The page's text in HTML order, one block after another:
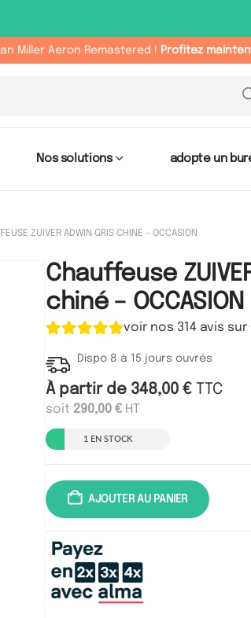
Miller Aeron Remastered ! Profitez
Nos solutions adopte un
ZUIVER ADWIN GRIS CHINÉ – OCCASION
Chauffeuse
chiné – OCCASION
voir nos 314 avis sur
Dispo 8 à 15 jours ouvrés
À partir de 348,00 € TTC
soit 290,00 € HT
1 EN STOCK
AJOUTER AU PANIER